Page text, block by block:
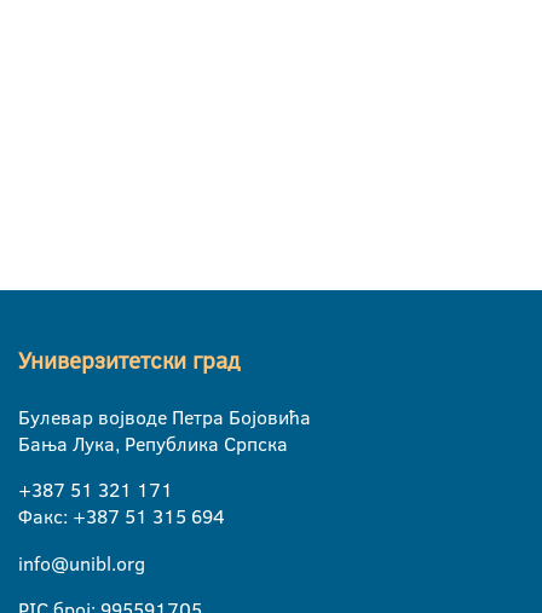
Универзитетски град
Булевар војводе Петра Бојовића
Бања Лука, Република Српска
+387 51 321 171
Факс: +387 51 315 694
info@unibl.org